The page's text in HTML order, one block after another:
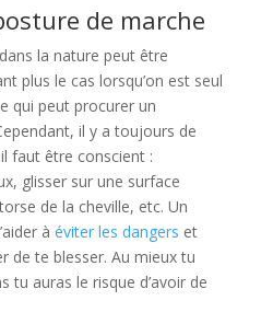
de marche
la nature peut être
plus le cas lorsqu’on est seul
qui peut procurer un
il y a toujours de
faut être conscient :
glisser sur une surface
de la cheville, etc. Un
à éviter les dangers et
de te blesser. Au mieux tu
tu auras le risque d’avoir de